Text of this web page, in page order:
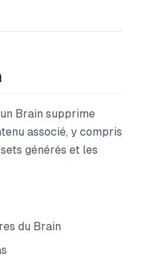
Brain supprime
associé, y compris
générés et les
du Brain